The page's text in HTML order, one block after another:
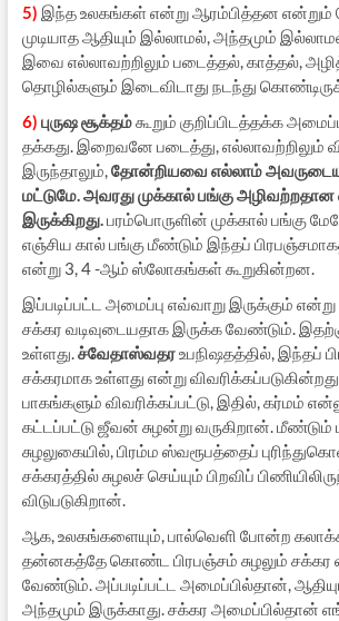
5) இந்த உலகங்கள் என்று ஆரம்பித்தன என்றும்
முடியாத ஆதியும் இல்லாமல், அந்தமும்
இவை எல்லாவற்றிலும் படைத்தல், காத்தல்,
தொழில்களும் இடைவிடாது நடந்து
6) புருஷ சூக்தம்கூறும் குறிப்பிடத்தக்க
தக்கது. இறைவனே படைத்து, எல்லாவற்றிலும்
இருந்தாலும்,தோன்றியவை எல்லாம் அவருடைய
மட்டுமே. அவரது முக்கால் பங்கு
இருக்கிறது.பரம்பொருளின் முக்கால் பங்கு
எஞ்சிய கால் பங்கு மீண்டும் இந்தப்
என்று 3, 4 -ஆம் ஸ்லோகங்கள் கூறுகின்றன.
இப்படிப்பட்ட அமைப்பு எவ்வாறு இருக்கும் என்று
சக்கர வடிவுடையதாக இருக்க வேண்டும்.
உள்ளது.ச்வேதாஸ்வதரஉபநிஷதத்தில், இந்தப்
சக்கரமாக உள்ளது என்று
பாகங்களும் விவரிக்கப்பட்டு, இதில், கர்மம்
கட்டப்பட்டு ஜீவன் சுழன்று வருகிறான்.
சுழலுகையில், பிரம்ம ஸ்வரூபத்தைப்
சக்கரத்தில் சுழலச் செய்யும் பிறவிப்
விடுபடுகிறான்.
ஆக, உலகங்களையும், பால்வெளி போன்ற
தன்னகத்தே கொண்ட பிரபஞ்சம் சுழலும் சக்கர
வேண்டும். அப்படிப்பட்ட அமைப்பில்தான்,
அந்தமும் இருக்காது. சக்கர அமைப்பில்தான்